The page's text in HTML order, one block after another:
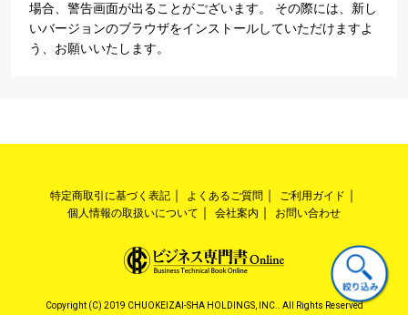
場合、警告画面が出ることがございます。 その際には、新し
いバージョンのブラウザをインストールしていただけますよ
う、お願いいたします。
特定商取引に基づく表記 よくあるご質問
ご利用ガイド
個人情報の取扱いについて
会社案内 お問い合わせ
Copyright (C) 2019 CHUOKEIZAI-SHA HOLDINGS, INC.. All Rights Reserved